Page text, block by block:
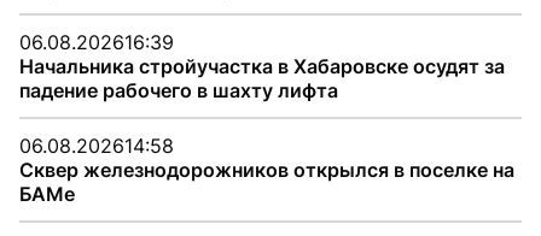
06.08.202616:39
Начальника стройучастка в Хабаровске осудят за
падение рабочего в шахту лифта
06.08.202614:58
Сквер железнодорожников открылся в поселке на
БАМе